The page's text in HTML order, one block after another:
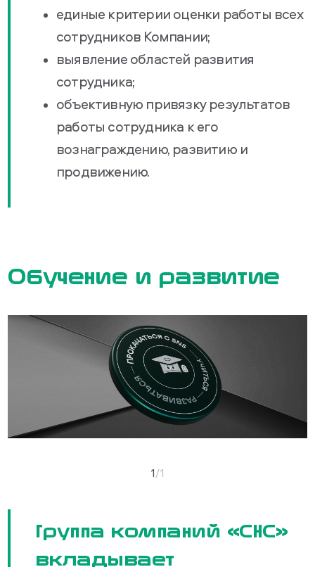
единые критерии оценки работы всех
сотрудников Компании;
выявление областей развития
сотрудника;
объективную привязку результатов
работы сотрудника к его
вознаграждению, развитию и
продвижению.
Обучение и развитие
1/1
Группа компаний «СНС»
вкладывает